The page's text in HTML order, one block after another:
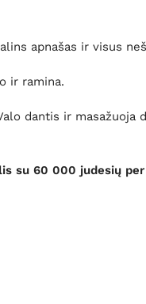
apnašas ir visus
ir ramina.
dantis ir masažuoja
su 60 000 judesių